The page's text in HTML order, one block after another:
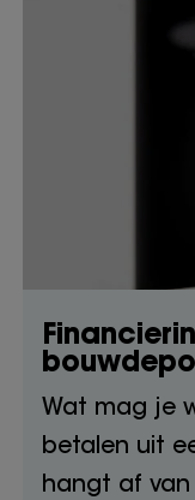
Wat mag je
betalen uit
hangt af